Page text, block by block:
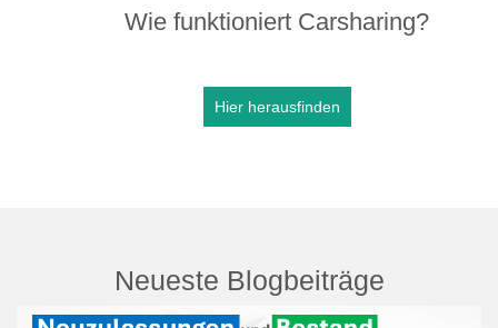
Wie funktioniert Carsharing?
Hier herausfinden
Neueste Blogbeiträge